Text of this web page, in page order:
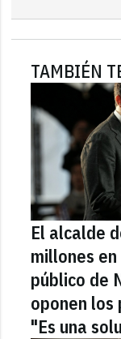
TAMBIÉN
El alcalde
millones
público de
oponen los
"Es una